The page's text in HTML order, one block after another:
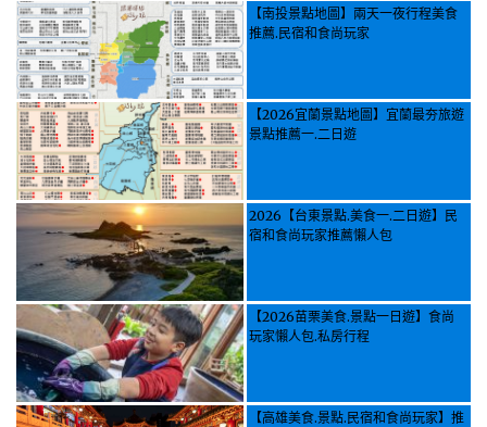
【南投景點地圖】兩天一夜行程美食
推薦.民宿和食尚玩家
【2026宜蘭景點地圖】宜蘭最夯旅遊
景點推薦一.二日遊
2026【台東景點.美食一.二日遊】民
宿和食尚玩家推薦懶人包
【2026苗栗美食.景點一日遊】食尚
玩家懶人包.私房行程
【高雄美食.景點.民宿和食尚玩家】推